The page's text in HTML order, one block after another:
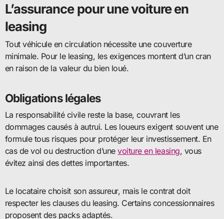
L’assurance pour une voiture en
leasing
Tout véhicule en circulation nécessite une couverture
minimale. Pour le leasing, les exigences montent d’un cran
en raison de la valeur du bien loué.
Obligations légales
La responsabilité civile reste la base, couvrant les
dommages causés à autrui. Les loueurs exigent souvent une
formule tous risques pour protéger leur investissement. En
cas de vol ou destruction d’unevoiture en leasing, vous
évitez ainsi des dettes importantes.
Le locataire choisit son assureur, mais le contrat doit
respecter les clauses du leasing. Certains concessionnaires
proposent des packs adaptés.